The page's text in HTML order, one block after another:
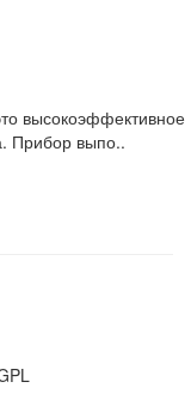
высокоэффективное
Прибор выпо..